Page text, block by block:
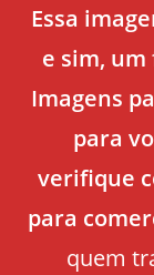
Essa
e sim,
Imagens
para
verifique
para
quem